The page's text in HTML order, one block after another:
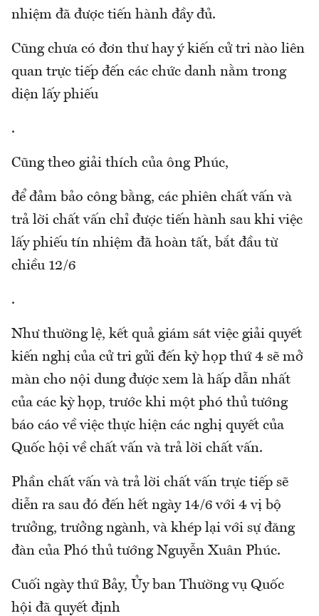
nhiệm đã được tiến hành đầy đủ.
Cũng chưa có đơn thư hay ý kiến cử tri nào liên
quan trực tiếp đến các chức danh nằm trong
diện lấy phiếu
.
Cũng theo giải thích của ông Phúc,
để đảm bảo công bằng, các phiên chất vấn và
trả lời chất vấn chỉ được tiến hành sau khi việc
lấy phiếu tín nhiệm đã hoàn tất, bắt đầu từ
chiều 12/6
.
Như thường lệ, kết quả giám sát việc giải quyết
kiến nghị của cử tri gửi đến kỳ họp thứ 4 sẽ mở
màn cho nội dung được xem là hấp dẫn nhất
của các kỳ họp, trước khi một phó thủ tướng
báo cáo về việc thực hiện các nghị quyết của
Quốc hội về chất vấn và trả lời chất vấn.
Phần chất vấn và trả lời chất vấn trực tiếp sẽ
diễn ra sau đó đến hết ngày 14/6 với 4 vị bộ
trưởng, trưởng ngành, và khép lại với sự đăng
đàn của Phó thủ tướng Nguyễn Xuân Phúc.
Cuối ngày thứ Bảy, Ủy ban Thường vụ Quốc
hội đã quyết định